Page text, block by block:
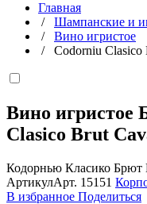
Главная
/ Шампанские и
/ Вино игристое
/ Codorniu Clasico
Вино игристое
Clasico Brut
Кодорнью Класико Брют
АртикулАрт. 15151
В избранное Поделиться